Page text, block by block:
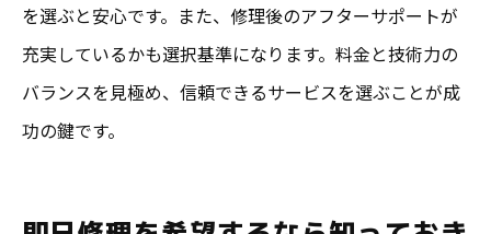
を選ぶと安心です。また、修理後のアフターサポートが
充実しているかも選択基準になります。料金と技術力の
バランスを見極め、信頼できるサービスを選ぶことが成
功の鍵です。